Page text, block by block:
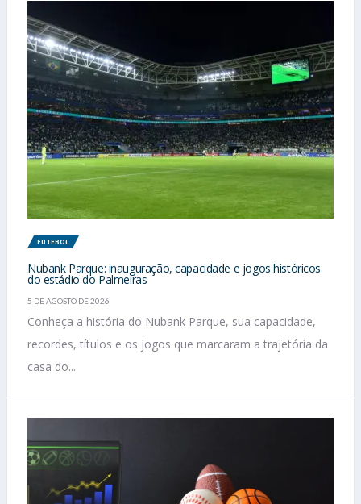
FUTEBOL
Nubank Parque: inauguração, capacidade e jogos históricos
do estádio do Palmeiras
5 DE AGOSTO DE 2026
Conheça a história do Nubank Parque, sua capacidade,
recordes, títulos e os jogos que marcaram a trajetória da
casa do...